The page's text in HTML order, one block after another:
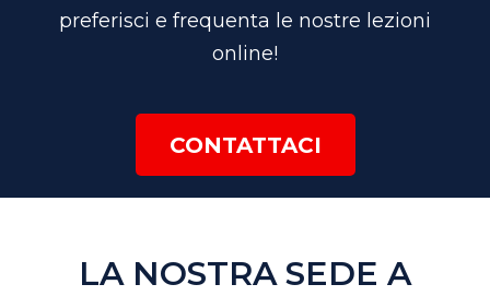
preferisci e frequenta le nostre lezioni
online!
CONTATTACI
LA NOSTRA SEDE A